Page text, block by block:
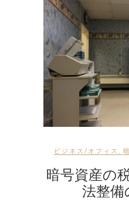
ビジネス/オフィス
暗号資産の
法整備